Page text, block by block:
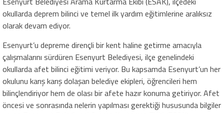
okullarda deprem bilinci ve temel ilk yardım eğitimlerine aralıksız
olarak devam ediyor.
Esenyurt’u depreme dirençli bir kent haline getirme amacıyla
çalışmalarını sürdüren Esenyurt Belediyesi, ilçe genelindeki
okullarda afet bilinci eğitimi veriyor. Bu kapsamda Esenyurt’un her
okulunu karış karış dolaşan belediye ekipleri, öğrencileri hem
bilinçlendiriyor hem de olası bir afete hazır konuma getiriyor. Afet
öncesi ve sonrasında nelerin yapılması gerektiği hususunda bilgiler